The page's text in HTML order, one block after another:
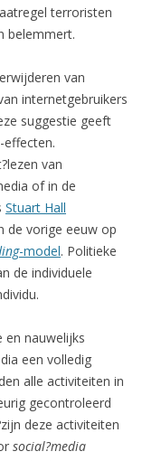
terroristen
belemmert.
van
internetgebruikers
suggestie geeft
effecten.
van
of in de
Stuart Hall
de vorige eeuw op
-model. Politieke
de individuele
en nauwelijks
een volledig
alle activiteiten in
gecontroleerd
deze activiteiten
social?media